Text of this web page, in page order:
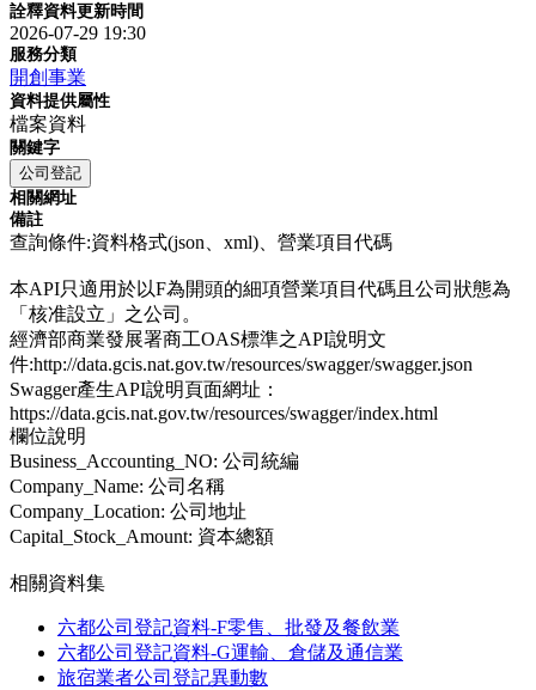
詮釋資料更新時間
2026-07-29 19:30
服務分類
開創事業
資料提供屬性
檔案資料
關鍵字
公司登記
相關網址
備註
查詢條件:資料格式(json、xml)、營業項目代碼
本API只適用於以F為開頭的細項營業項目代碼且公司狀態為
「核准設立」之公司。
經濟部商業發展署商工OAS標準之API說明文
件:http://data.gcis.nat.gov.tw/resources/swagger/swagger.json
Swagger產生API說明頁面網址：
https://data.gcis.nat.gov.tw/resources/swagger/index.html
欄位說明
Business_Accounting_NO: 公司統編
Company_Name: 公司名稱
Company_Location: 公司地址
Capital_Stock_Amount: 資本總額
相關資料集
六都公司登記資料-F零售、批發及餐飲業
六都公司登記資料-G運輸、倉儲及通信業
旅宿業者公司登記異動數